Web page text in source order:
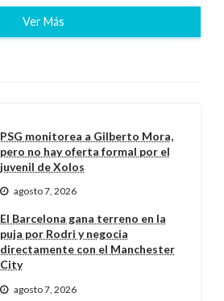
Ver Más
PSG monitorea a Gilberto Mora,
pero no hay oferta formal por el
juvenil de Xolos
agosto 7, 2026
El Barcelona gana terreno en la
puja por Rodri y negocia
directamente con el Manchester
City
agosto 7, 2026